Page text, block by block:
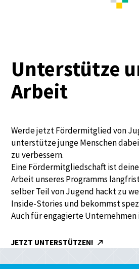
Unterstütze
Arbeit
Werde jetzt Fördermitglied von
unterstütze junge Menschen
zu verbessern.
Eine Fördermitgliedschaft ist
Arbeit unseres Programms
selber Teil von Jugend hackt zu
Inside-Stories und bekommst
Auch für engagierte Unternehmen
JETZT UNTERSTÜTZEN!